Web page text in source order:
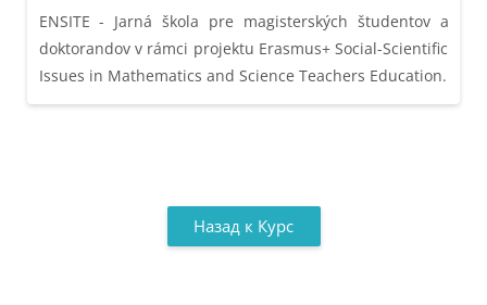
ENSITE - Jarná škola pre magisterských študentov a
doktorandov v rámci projektu Erasmus+ Social-Scientific
Issues in Mathematics and Science Teachers Education.
Назад к Курс